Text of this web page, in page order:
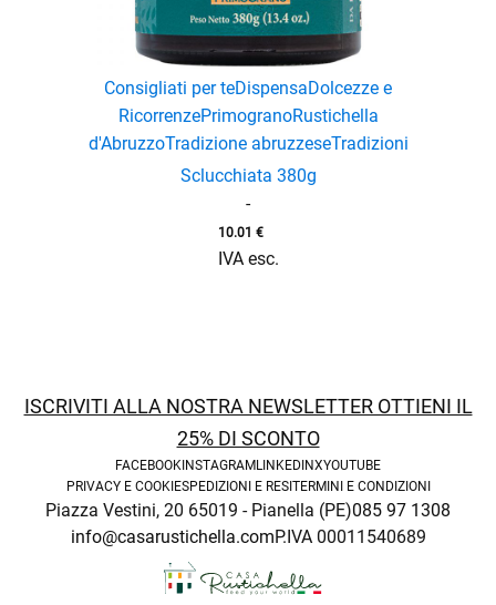
Consigliati per teDispensaDolcezze e
RicorrenzePrimogranoRustichella
d'AbruzzoTradizione abruzzeseTradizioni
Sclucchiata 380g
-
10.01 €
IVA esc.
ISCRIVITI ALLA NOSTRA NEWSLETTER OTTIENI IL
25% DI SCONTO
FACEBOOK INSTAGRAM LINKEDINXYOUTUBE
PRIVACY E COOKIESPEDIZIONI E RESI TERMINI E CONDIZIONI
Piazza Vestini, 20 65019 - Pianella (PE)085 97 1308
info@casarustichella.comP.IVA 00011540689